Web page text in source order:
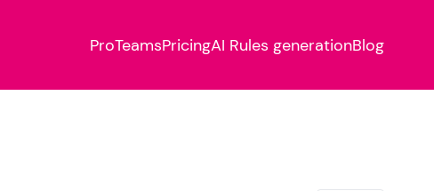
ProTeamsPricingAI Rules generationBlog